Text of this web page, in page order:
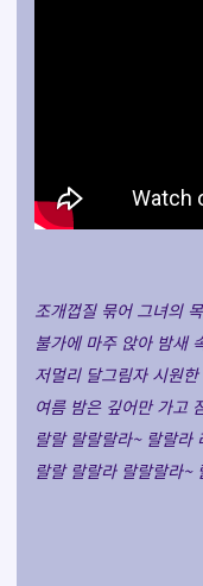
조개껍질 묶어 그녀의
불가에 마주 앉아 밤새
저멀리 달그림자 시원
여름 밤은 깊어만 가고
랄랄 랄랄랄라~ 랄랄라
랄랄 랄랄라 랄랄랄라~